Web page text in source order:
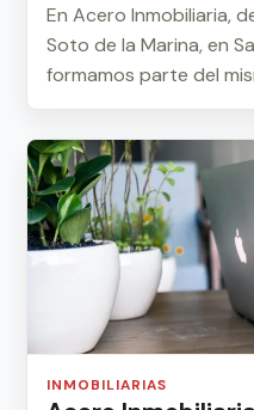
En Acero Inmobiliaria,
Soto de la Marina, en
formamos parte del
Inmobil...
INMOBILIARIAS